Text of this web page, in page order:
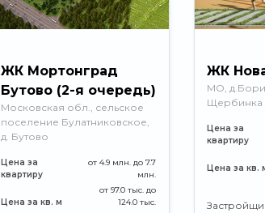
ЖК Мортонград
Бутово (2-я очередь)
Московская обл., сельское
поселение Булатниковское,
д. Бутово
Цена за
квартиру
от 4.9 млн. до 7.7
млн.
Цена за кв. м
от 97.0 тыс. до
124.0 тыс.
ЖК
МО,
Щербинка
Цена за
квартиру
Цена за кв.